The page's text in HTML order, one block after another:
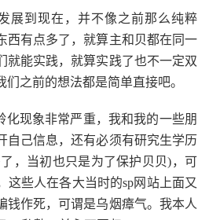
展到现在，并不像之前那么纯粹
西有点多了，就算主和贝都在同一
就能实践，就算实践了也不一定双
之前的想法都是简单直接吧。
化现象非常严重，我和我的一些朋
自己信息，还有必须有研究生学历
，当初也只是为了保护贝贝)，可
这些人在各大当时的sp网站上面又
钱作死，可谓是乌烟瘴气。我本人